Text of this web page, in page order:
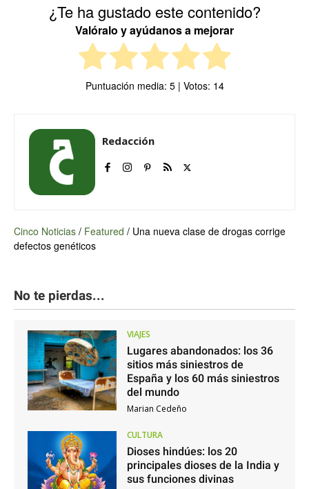
¿Te ha gustado este contenido?
Valóralo y ayúdanos a mejorar
Puntuación media: 5| Votos: 14
Redacción
Cinco Noticias / Featured / Una nueva clase de drogas corrige
defectos genéticos
No te pierdas...
VIAJES
Lugares abandonados: los 36
sitios más siniestros de
España y los 60 más siniestros
del mundo
Marian Cedeño
CULTURA
Dioses hindúes: los 20
principales dioses de la India y
sus funciones divinas